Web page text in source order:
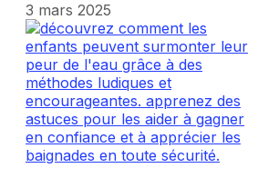
3 mars 2025